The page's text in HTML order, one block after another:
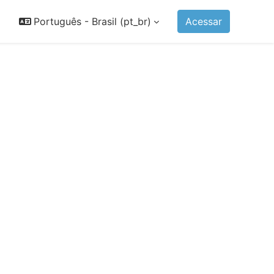
Português - Brasil ‎(pt_br)‎ Acessar